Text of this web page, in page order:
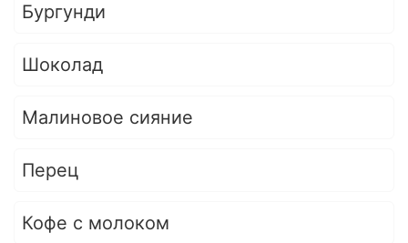
Бургунди
Шоколад
Малиновое сияние
Перец
Кофе с молоком